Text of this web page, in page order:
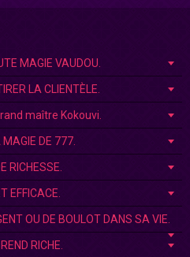
MAGIE VAUDOU.
LA CLIENTÈLE.
maître Kokouvi.
MAGIE DE 777.
RICHESSE.
EFFICACE.
OU DE BOULOT DANS SA VIE.
RICHE.